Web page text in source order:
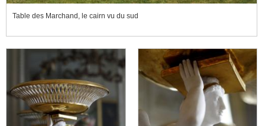
Table des Marchand, le cairn vu du sud